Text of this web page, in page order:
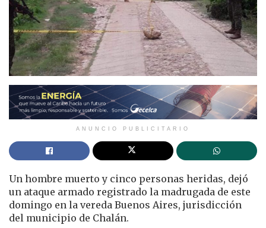
ANUNCIO PUBLICITARIO
Un hombre muerto y cinco personas heridas, dejó
un ataque armado registrado la madrugada de este
domingo en la vereda Buenos Aires, jurisdicción
del municipio de Chalán.